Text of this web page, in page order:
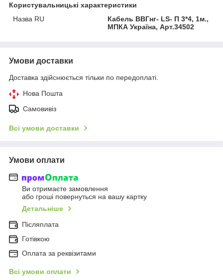
Користувальницькі характеристики
Назва RU
Кабель ВВГнг- LS- П 3*4, 1м.,
МПКА Україна, Арт.34502
Умови доставки
Доставка здійснюється тільки по передоплаті.
Нова Пошта
Самовивіз
Всі умови доставки
Умови оплати
Ви отримаєте замовлення
або гроші повернуться на вашу картку
Детальніше
Післяплата
Готівкою
Оплата за реквізитами
Всі умови оплати